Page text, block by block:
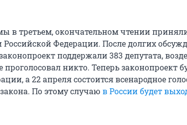
в третьем, окончательном чтении
Федерации. После долгих
поддержали 383 депутата,
никто. Теперь законопроект
а 22 апреля состоится всенародное
По этому случаю в России будет